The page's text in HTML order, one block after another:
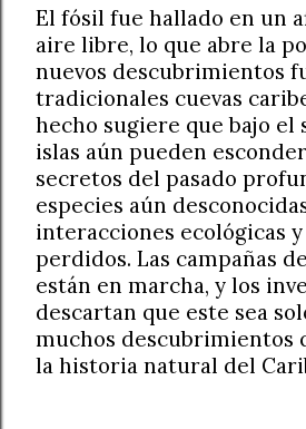
El fósil fue hallado en un
aire libre, lo que abre la
nuevos descubrimientos
tradicionales cuevas
hecho sugiere que bajo el
islas aún pueden
secretos del pasado
especies aún
interacciones ecológicas
perdidos. Las campañas
están en marcha, y los
descartan que este sea
muchos descubrimientos
la historia natural del